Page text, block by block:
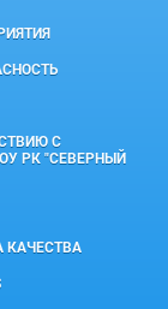
С
РК "СЕВЕРНЫЙ
КАЧЕСТВА